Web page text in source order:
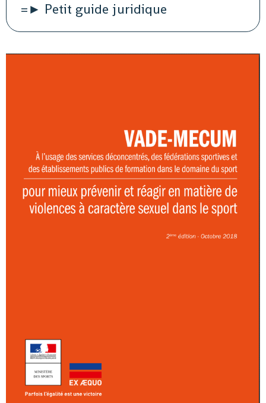
=► Petit guide juridique